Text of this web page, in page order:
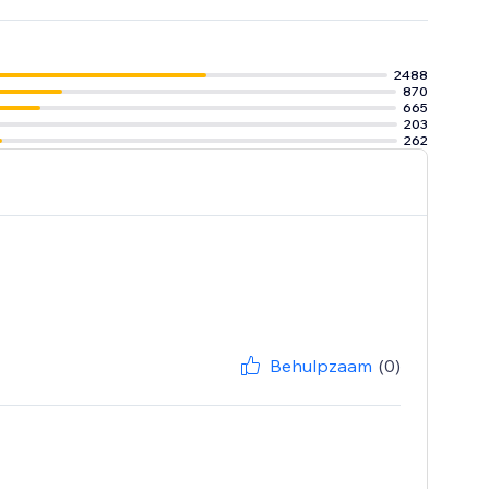
op kanalen
bied
2488
870
665
203
262
Behulpzaam (0)